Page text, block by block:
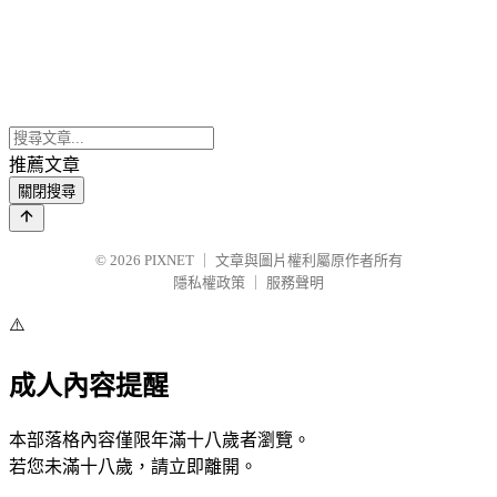
推薦文章
關閉搜尋
© 2026 PIXNET
文章與圖片權利屬原作者所有
隱私權政策
服務聲明
⚠️
成人內容提醒
本部落格內容僅限年滿十八歲者瀏覽。
若您未滿十八歲，請立即離開。